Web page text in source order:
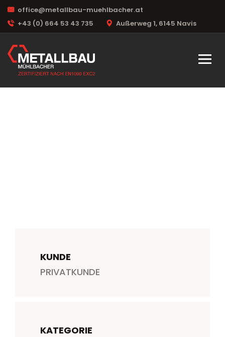
office@metallbau-muehlbacher.at
+43 (0) 664 53 43 735
Außerweg 1, 6145 Navis
KUNDE
PRIVATKUNDE
KATEGORIE